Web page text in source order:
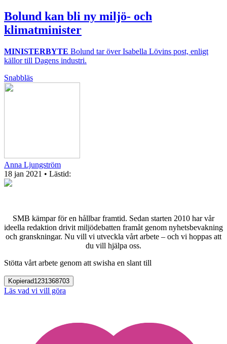
Bolund kan bli ny miljö- och
klimatminister
MINISTERBYTE Bolund tar över Isabella Lövins post, enligt
källor till Dagens industri.
Snabbläs
Anna Ljungström
18 jan 2021 • Lästid:
SMB kämpar för en hållbar framtid. Sedan starten 2010 har vår
ideella redaktion drivit miljödebatten framåt genom nyhetsbevakning
och granskningar. Nu vill vi utveckla vårt arbete – och vi hoppas att
du vill hjälpa oss.
Stötta vårt arbete genom att swisha en slant till
Kopierad1231368703
Läs vad vi vill göra